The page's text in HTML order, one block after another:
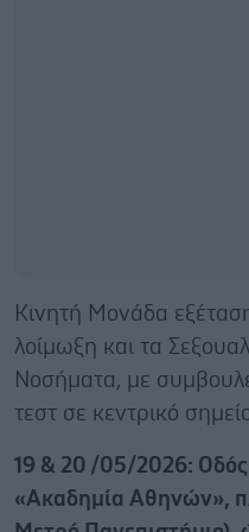
Κινητή Μονάδα
λοίμωξη και τα
Νοσήματα, με
τεστ σε κεντρικό
19 & 20 /05/2026:
«Ακαδημία Αθηνών»,